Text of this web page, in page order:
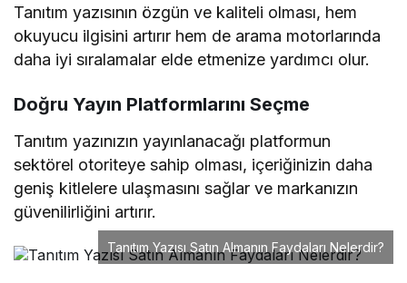
Tanıtım yazısının özgün ve kaliteli olması, hem
okuyucu ilgisini artırır hem de arama motorlarında
daha iyi sıralamalar elde etmenize yardımcı olur.
Doğru Yayın Platformlarını Seçme
Tanıtım yazınızın yayınlanacağı platformun
sektörel otoriteye sahip olması, içeriğinizin daha
geniş kitlelere ulaşmasını sağlar ve markanızın
güvenilirliğini artırır.
Tanıtım Yazısı Satın Almanın Faydaları Nelerdir?